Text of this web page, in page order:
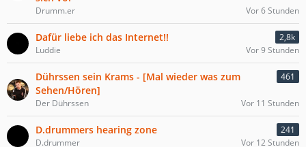
Drumm.er Vor 6 Stunden
Dafür liebe ich das Internet!!
2,8k
Luddie
Vor 9 Stunden
Dührssen sein Krams - [Mal wieder was zum
Sehen/Hören]
461
Der Dührssen Vor 11 Stunden
D.drummers hearing zone
241
D.drummer
Vor 12 Stunden